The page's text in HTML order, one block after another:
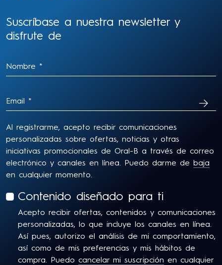
Suscríbase a nuestra newsletter y
disfrute de
Al registrarme, acepto recibir comunicaciones
personalizadas sobre ofertas, noticias y otras
iniciativas promocionales de Oral-B a través de correo
electrónico y canales en línea. Puedo darme de baja
en cualquier momento.
Contenido diseñado para ti
Acepto recibir ofertas, contenidos y comunicaciones
personalizadas, lo que incluye los canales en línea.
Así pues, autorizo el análisis de mi comportamiento,
así como de mis preferencias y mis hábitos de
compra. Puedo cancelar mi suscripción en cualquier